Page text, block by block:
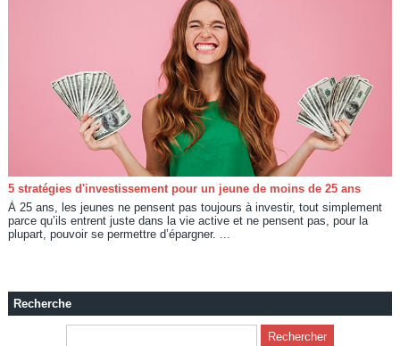
5 stratégies d'investissement pour un jeune de moins de 25 ans
À 25 ans, les jeunes ne pensent pas toujours à investir, tout simplement
parce qu’ils entrent juste dans la vie active et ne pensent pas, pour la
plupart, pouvoir se permettre d’épargner. ...
Recherche